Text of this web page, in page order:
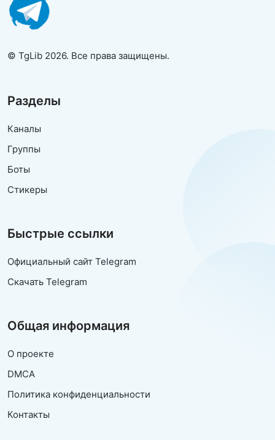
© TgLib 2026. Все права защищены.
Разделы
Каналы
Группы
Боты
Стикеры
Быстрые ссылки
Официальный сайт Telegram
Скачать Telegram
Общая информация
О проекте
DMCA
Политика конфиденциальности
Контакты